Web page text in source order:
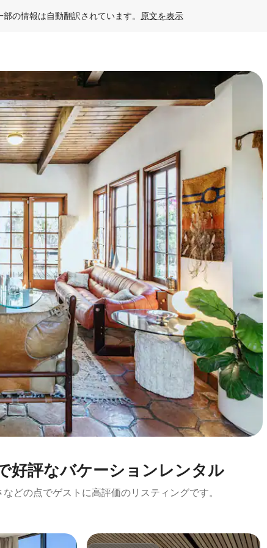
部の情報は自動翻訳されています。 原文を表示
をタッチまたはスワイプして検索結果を確認することができます。
好評なバケーションレンタル
どの点でゲストに高評価のリスティングです。